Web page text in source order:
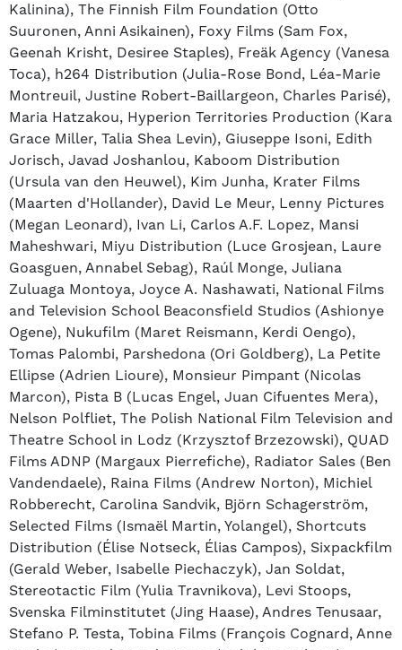
Kalinina), The Finnish Film Foundation (Otto
Suuronen, Anni Asikainen), Foxy Films (Sam Fox,
Geenah Krisht, Desiree Staples), Freäk Agency (Vanesa
Toca), h264 Distribution (Julia-Rose Bond, Léa-Marie
Montreuil, Justine Robert-Baillargeon, Charles Parisé),
Maria Hatzakou, Hyperion Territories Production (Kara
Grace Miller, Talia Shea Levin), Giuseppe Isoni, Edith
Jorisch, Javad Joshanlou, Kaboom Distribution
(Ursula van den Heuwel), Kim Junha, Krater Films
(Maarten d'Hollander), David Le Meur, Lenny Pictures
(Megan Leonard), Ivan Li, Carlos A.F. Lopez, Mansi
Maheshwari, Miyu Distribution (Luce Grosjean, Laure
Goasguen, Annabel Sebag), Raúl Monge, Juliana
Zuluaga Montoya, Joyce A. Nashawati, National Films
and Television School Beaconsfield Studios (Ashionye
Ogene), Nukufilm (Maret Reismann, Kerdi Oengo),
Tomas Palombi, Parshedona (Ori Goldberg), La Petite
Ellipse (Adrien Lioure), Monsieur Pimpant (Nicolas
Marcon), Pista B (Lucas Engel, Juan Cifuentes Mera),
Nelson Polfliet, The Polish National Film Television and
Theatre School in Lodz (Krzysztof Brzezowski), QUAD
Films ADNP (Margaux Pierrefiche), Radiator Sales (Ben
Vandendaele), Raina Films (Andrew Norton), Michiel
Robberecht, Carolina Sandvik, Björn Schagerström,
Selected Films (Ismaël Martin, Yolangel), Shortcuts
Distribution (Élise Notseck, Élias Campos), Sixpackfilm
(Gerald Weber, Isabelle Piechaczyk), Jan Soldat,
Stereotactic Film (Yulia Travnikova), Levi Stoops,
Svenska Filminstitutet (Jing Haase), Andres Tenusaar,
Stefano P. Testa, Tobina Films (François Cognard, Anne